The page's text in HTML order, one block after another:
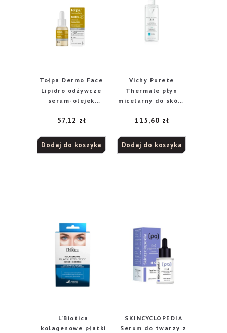
Tołpa Dermo Face
Lipidro odżywcze
serum-olejek
ml
57,12 zł
Dodaj do koszyka
Vichy Purete
Thermale płyn
micelarny do skóry
115,60 zł
Dodaj do koszyka
L’Biotica
kolagenowe płatki
SKINCYCLOPEDIA
Serum do twarzy z